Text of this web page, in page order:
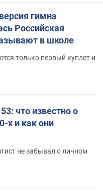
гимна
Российская
в школе
только первый куплет и
что известно о
х и как они
не забывал о личном